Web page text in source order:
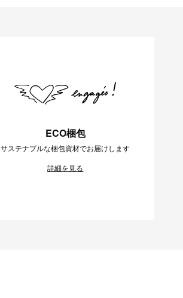
ECO梱包
サステナブルな梱包資材でお届けします
詳細を見る